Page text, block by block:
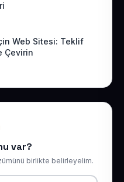
Web Sitesi: Teklif
Çevirin
var?
birlikte belirleyelim.